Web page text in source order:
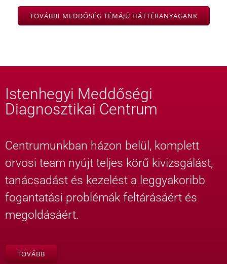
TOVÁBBI MEDDŐSÉG TÉMÁJÚ HÁTTÉRANYAGANK
Istenhegyi Meddőségi
Diagnosztikai Centrum
Centrumunkban házon belül, komplett
orvosi team nyújt teljes körű kivizsgálást,
tanácsadást és kezelést a leggyakoribb
fogantatási problémák feltárásáért és
megoldásáért.
TOVÁBB